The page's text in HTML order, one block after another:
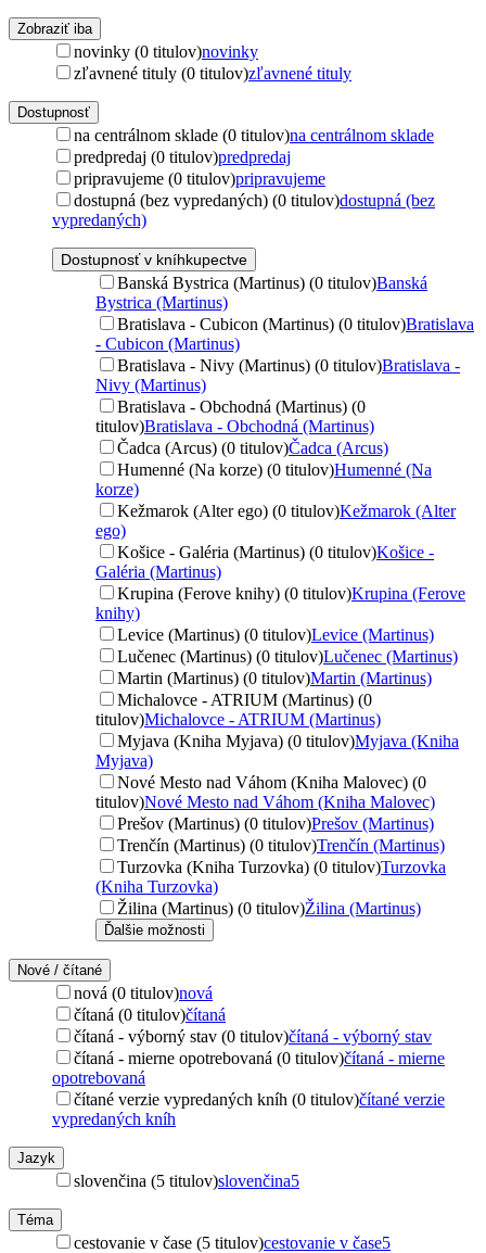
Zobraziť iba
novinky (0 titulov)novinky
zľavnené tituly (0 titulov)zľavnené tituly
Dostupnosť
na centrálnom sklade (0 titulov)na centrálnom sklade
predpredaj (0 titulov)predpredaj
pripravujeme (0 titulov)pripravujeme
dostupná (bez vypredaných) (0 titulov)dostupná (bez
vypredaných)
Dostupnosť v kníhkupectve
Banská Bystrica (Martinus) (0 titulov)Banská
Bystrica (Martinus)
Bratislava - Cubicon (Martinus) (0 titulov)Bratislava
- Cubicon (Martinus)
Bratislava - Nivy (Martinus) (0 titulov)Bratislava -
Nivy (Martinus)
Bratislava - Obchodná (Martinus) (0
titulov)Bratislava - Obchodná (Martinus)
Čadca (Arcus) (0 titulov)Čadca (Arcus)
Humenné (Na korze) (0 titulov)Humenné (Na
korze)
Kežmarok (Alter ego) (0 titulov)Kežmarok (Alter
ego)
Košice - Galéria (Martinus) (0 titulov)Košice -
Galéria (Martinus)
Krupina (Ferove knihy) (0 titulov)Krupina (Ferove
knihy)
Levice (Martinus) (0 titulov)Levice (Martinus)
Lučenec (Martinus) (0 titulov)Lučenec (Martinus)
Martin (Martinus) (0 titulov)Martin (Martinus)
Michalovce - ATRIUM (Martinus) (0
titulov)Michalovce - ATRIUM (Martinus)
Myjava (Kniha Myjava) (0 titulov)Myjava (Kniha
Myjava)
Nové Mesto nad Váhom (Kniha Malovec) (0
titulov)Nové Mesto nad Váhom (Kniha Malovec)
Prešov (Martinus) (0 titulov)Prešov (Martinus)
Trenčín (Martinus) (0 titulov)Trenčín (Martinus)
Turzovka (Kniha Turzovka) (0 titulov)Turzovka
(Kniha Turzovka)
Žilina (Martinus) (0 titulov)Žilina (Martinus)
Ďalšie možnosti
Nové / čítané
nová (0 titulov)nová
čítaná (0 titulov)čítaná
čítaná - výborný stav (0 titulov)čítaná - výborný stav
čítaná - mierne opotrebovaná (0 titulov)čítaná - mierne
opotrebovaná
čítané verzie vypredaných kníh (0 titulov)čítané verzie
vypredaných kníh
Jazyk
slovenčina (5 titulov)slovenčina5
Téma
cestovanie v čase (5 titulov)cestovanie v čase5